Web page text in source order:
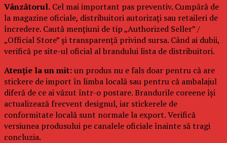
Vânzătorul. Cel mai important pas preventiv. Cumpără de
la magazine oficiale, distribuitori autorizați sau retaileri de
încredere. Caută mențiuni de tip „Authorized Seller” /
„Official Store” și transparență privind sursa. Când ai dubii,
verifică pe site-ul oficial al brandului lista de distribuitori.
Atenție la un mit:un produs nu e fals doar pentru că are
stickere de import în limba locală sau pentru că ambalajul
diferă de ce ai văzut într-o postare. Brandurile coreene își
actualizează frecvent designul, iar stickerele de
conformitate locală sunt normale la export. Verifică
versiunea produsului pe canalele oficiale înainte să tragi
concluzia.